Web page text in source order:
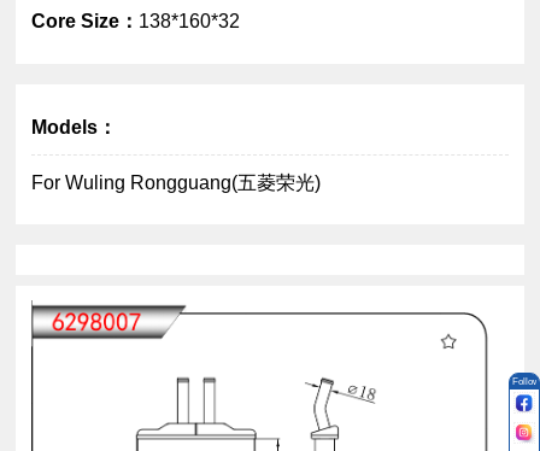
source
Core Size： 138*160*32
Models：
For Wuling Rongguang(五菱荣光)
Follow